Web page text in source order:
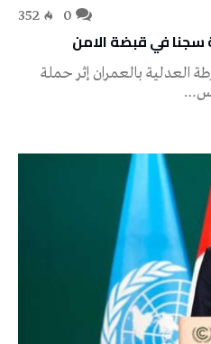
352
العدلية بالعمران إثر حملة